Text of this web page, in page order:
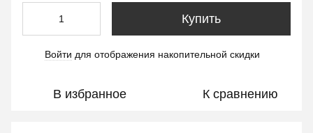
Купить
Войти для отображения накопительной скидки
В избранное К сравнению